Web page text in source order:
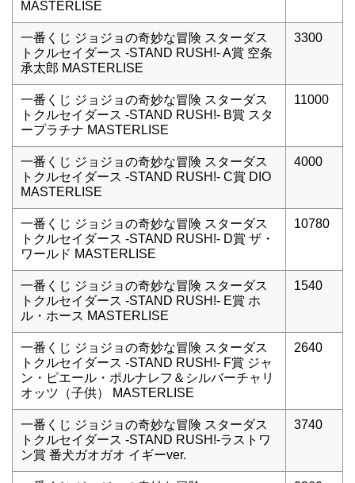
MASTERLISE
一番くじ ジョジョの奇妙な冒険 スターダス
トクルセイダース -STAND RUSH!- A賞 空条
承太郎 MASTERLISE
3300
一番くじ ジョジョの奇妙な冒険 スターダス
トクルセイダース -STAND RUSH!- B賞 スタ
ープラチナ MASTERLISE
11000
一番くじ ジョジョの奇妙な冒険 スターダス
トクルセイダース -STAND RUSH!- C賞 DIO
MASTERLISE
4000
一番くじ ジョジョの奇妙な冒険 スターダス
トクルセイダース -STAND RUSH!- D賞 ザ・
ワールド MASTERLISE
10780
一番くじ ジョジョの奇妙な冒険 スターダス
トクルセイダース -STAND RUSH!- E賞 ホ
ル・ホース MASTERLISE
1540
一番くじ ジョジョの奇妙な冒険 スターダス
トクルセイダース -STAND RUSH!- F賞 ジャ
ン・ピエール・ポルナレフ＆シルバーチャリ
オッツ（子供） MASTERLISE
2640
一番くじ ジョジョの奇妙な冒険 スターダス
トクルセイダース -STAND RUSH!-ラストワ
ン賞 番犬ガオガオ イギーver.
3740